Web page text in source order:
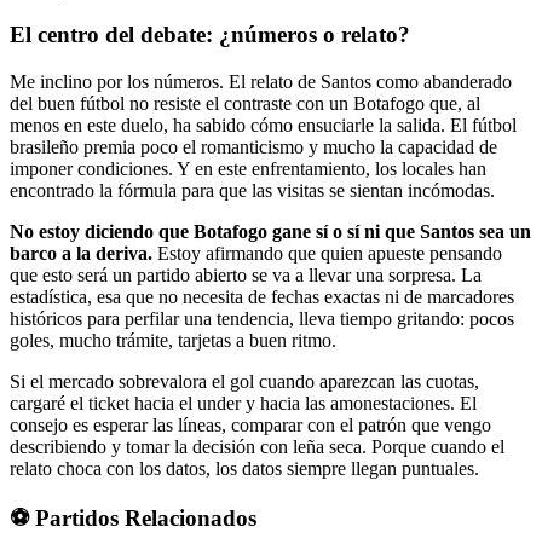
El centro del debate: ¿números o relato?
Me inclino por los números. El relato de Santos como abanderado
del buen fútbol no resiste el contraste con un Botafogo que, al
menos en este duelo, ha sabido cómo ensuciarle la salida. El fútbol
brasileño premia poco el romanticismo y mucho la capacidad de
imponer condiciones. Y en este enfrentamiento, los locales han
encontrado la fórmula para que las visitas se sientan incómodas.
No estoy diciendo que Botafogo gane sí o sí ni que Santos sea un
barco a la deriva. Estoy afirmando que quien apueste pensando
que esto será un partido abierto se va a llevar una sorpresa. La
estadística, esa que no necesita de fechas exactas ni de marcadores
históricos para perfilar una tendencia, lleva tiempo gritando: pocos
goles, mucho trámite, tarjetas a buen ritmo.
Si el mercado sobrevalora el gol cuando aparezcan las cuotas,
cargaré el ticket hacia el under y hacia las amonestaciones. El
consejo es esperar las líneas, comparar con el patrón que vengo
describiendo y tomar la decisión con leña seca. Porque cuando el
relato choca con los datos, los datos siempre llegan puntuales.
⚽ Partidos Relacionados